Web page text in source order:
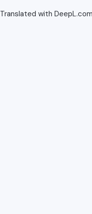
Translated with